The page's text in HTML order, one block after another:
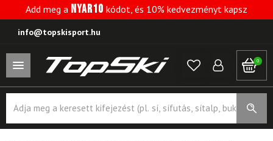
Add meg a NYAR10 kódot, és 10% kedvezményt kapsz
info@topskisport.hu
0
search